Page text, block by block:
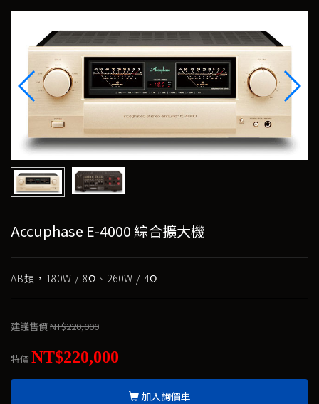
Accuphase E-4000 綜合擴大機
AB類，180W / 8Ω、260W / 4Ω
建議售價NT$220,000
特價NT$220,000
加入詢價車